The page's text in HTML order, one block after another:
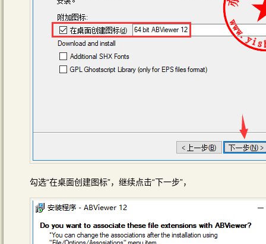
勾选“在桌面创建图标”，继续点击“下一步”，